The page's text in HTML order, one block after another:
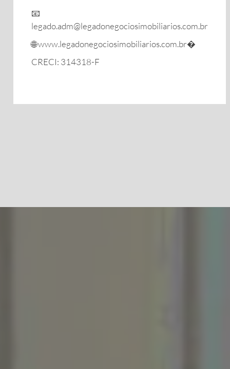
📧
legado.adm@legadonegociosimobiliarios.com.br
🌐 www.legadonegociosimobiliarios.com.br⁠�
CRECI: 314318-F